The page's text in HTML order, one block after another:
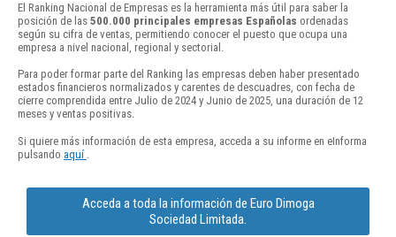
El Ranking Nacional de Empresas es la herramienta más útil para saber la
posición de las 500.000 principales empresas Españolas ordenadas
según su cifra de ventas, permitiendo conocer el puesto que ocupa una
empresa a nivel nacional, regional y sectorial.
Para poder formar parte del Ranking las empresas deben haber presentado
estados financieros normalizados y carentes de descuadres, con fecha de
cierre comprendida entre Julio de 2024 y Junio de 2025, una duración de 12
meses y ventas positivas.
Si quiere más información de esta empresa, acceda a su informe en eInforma
pulsando aquí
Acceda a toda la información de Euro Dimoga
Sociedad Limitada.